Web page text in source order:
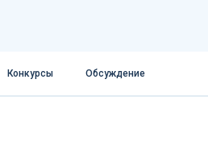
Конкурсы Обсуждение